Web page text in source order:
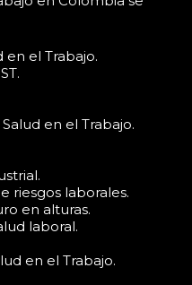
en el Trabajo.
en el Trabajo.
riesgos laborales.
en alturas.
laboral.
en el Trabajo.